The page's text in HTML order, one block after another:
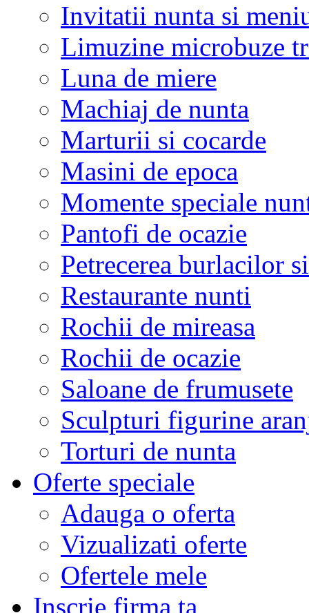
Invitatii nunta si
Limuzine microbuze
Luna de miere
Machiaj de nunta
Marturii si cocarde
Masini de epoca
Momente speciale
Pantofi de ocazie
Petrecerea burlacilor
Restaurante nunti
Rochii de mireasa
Rochii de ocazie
Saloane de frumusete
Sculpturi figurine
Torturi de nunta
Oferte speciale
Adauga o oferta
Vizualizati oferte
Ofertele mele
Inscrie firma ta